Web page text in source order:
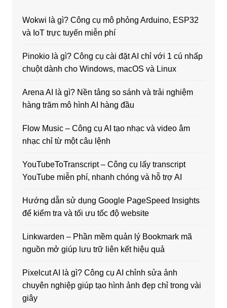
Wokwi là gì? Công cụ mô phỏng Arduino, ESP32
và IoT trực tuyến miễn phí
Pinokio là gì? Công cụ cài đặt AI chỉ với 1 cú nhấp
chuột dành cho Windows, macOS và Linux
Arena AI là gì? Nền tảng so sánh và trải nghiệm
hàng trăm mô hình AI hàng đầu
Flow Music – Công cụ AI tạo nhạc và video âm
nhạc chỉ từ một câu lệnh
YouTubeToTranscript – Công cụ lấy transcript
YouTube miễn phí, nhanh chóng và hỗ trợ AI
Hướng dẫn sử dụng Google PageSpeed Insights
để kiểm tra và tối ưu tốc độ website
Linkwarden – Phần mềm quản lý Bookmark mã
nguồn mở giúp lưu trữ liên kết hiệu quả
Pixelcut AI là gì? Công cụ AI chỉnh sửa ảnh
chuyên nghiệp giúp tạo hình ảnh đẹp chỉ trong vài
giây